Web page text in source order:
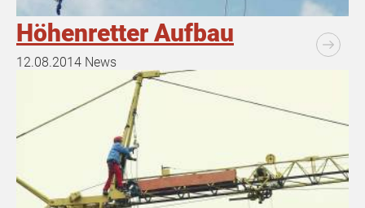
Höhenretter Aufbau
12.08.2014 News